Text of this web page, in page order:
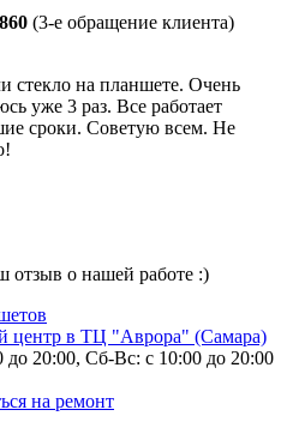
(3-е обращение клиента)
стекло на планшете. Очень
уже 3 раз. Все работает
сроки. Советую всем. Не
отзыв о нашей работе :)
центр в ТЦ "Аврора" (Самара)
20:00, Сб-Вс: с 10:00 до 20:00
на ремонт